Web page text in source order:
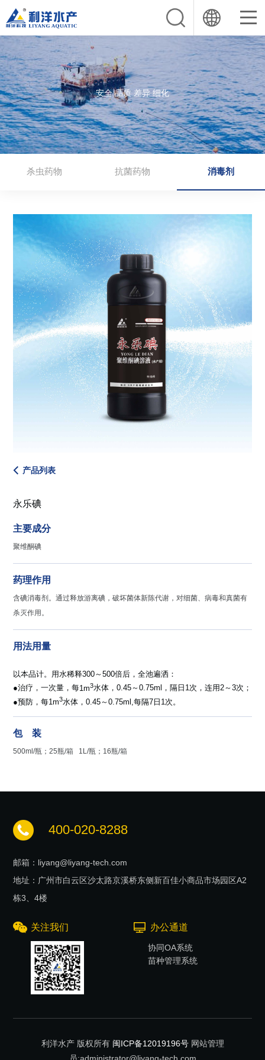
安全 品质 差异 细化
杀虫药物 抗菌药物 消毒剂
产品列表
永乐碘
主要成分
聚维酮碘
药理作用
含碘消毒剂。通过释放游离碘，破坏菌体新陈代谢，对细菌、病毒和真菌有
杀灭作用。
用法用量
以本品计。用水稀释300～500倍后，全池遍洒：
●治疗，一次量，每1m3水体，0.45～0.75ml ，隔日 1次，连用2～3次；
●预防，每1m3水体，0.45～0.75ml,每隔7日1次。
包 装
500ml/瓶；25瓶/箱 1L/瓶；16瓶/箱
400-020-8288
邮箱：liyang@liyang-tech.com
地址：广州市白云区沙太路京溪桥东侧新百佳小商品市场园区A2
栋3、4楼
关注我们 办公通道
协同OA系统
苗种管理系统
利洋水产 版权所有 闽ICP备12019196号网站管理